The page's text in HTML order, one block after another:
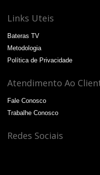
Links Uteis
Bateras TV
Metodologia
Política de Privacidade
Atendimento Ao
Fale Conosco
Trabalhe Conosco
Redes Sociais